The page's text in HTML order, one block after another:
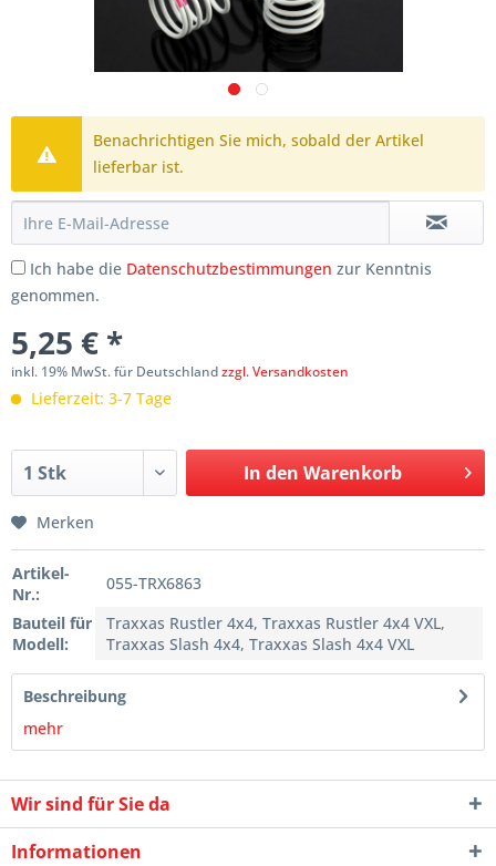
Benachrichtigen Sie mich, sobald der Artikel
lieferbar ist.
Ich habe die Datenschutzbestimmungen zur Kenntnis
genommen.
5,25 € *
inkl. 19% MwSt. für Deutschlandzzgl. Versandkosten
Lieferzeit: 3-7 Tage
In den Warenkorb
Merken
Artikel-
Nr.:
055-TRX6863
Bauteil für
Modell:
Traxxas Rustler 4x4, Traxxas Rustler 4x4 VXL,
Traxxas Slash 4x4, Traxxas Slash 4x4 VXL
Beschreibung
mehr
Wir sind für Sie da
Informationen